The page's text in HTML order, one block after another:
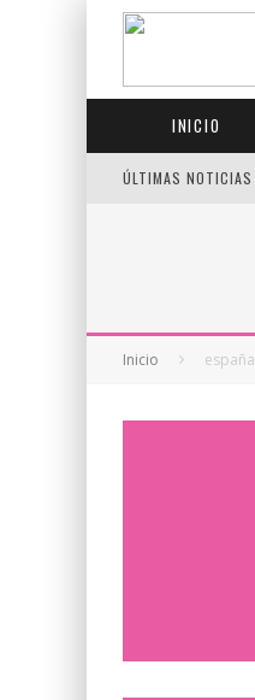
INICIO
ÚLTIMAS NOTICIAS
Inicio españa